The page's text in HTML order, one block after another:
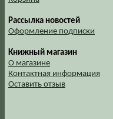
Рассылка новостей
Оформление подписки
Книжный магазин
О магазине
Контактная информация
Оставить отзыв